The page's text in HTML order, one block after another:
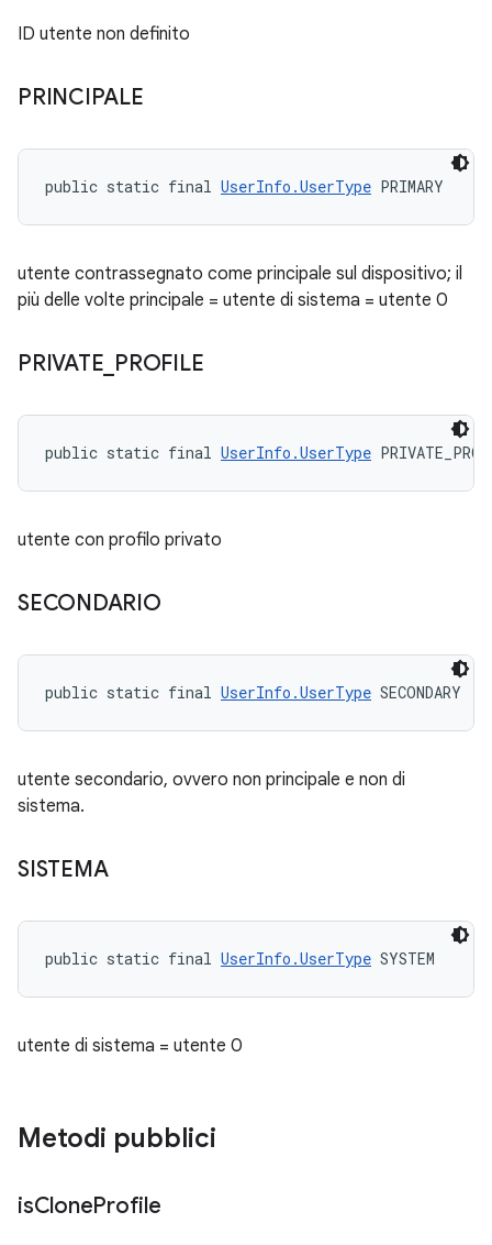
ID utente non definito
PRINCIPALE
public static final UserInfo.UserType PRIMARY
utente contrassegnato come principale sul dispositivo; il
più delle volte principale = utente di sistema = utente 0
PRIVATE PROFILE
public static final UserInfo.UserType
utente con profilo privato
SECONDARIO
public static final UserInfo.UserType SECONDARY
utente secondario, ovvero non principale e non di
sistema.
SISTEMA
public static final UserInfo.UserType SYSTEM
utente di sistema = utente 0
Metodi pubblici
isCloneProfile